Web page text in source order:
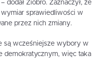
dodał Ziobro. Zaznaczył, że
sprawiedliwości w
przez nich zmiany.
są wcześniejsze wybory w
demokratycznym, więc taka